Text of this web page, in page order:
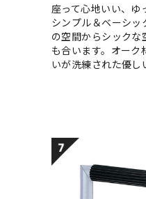
座って心地いい、ゆ
シンプル＆ベーシッ
の空間からシックな
も合います。オーク
いが洗練された優し